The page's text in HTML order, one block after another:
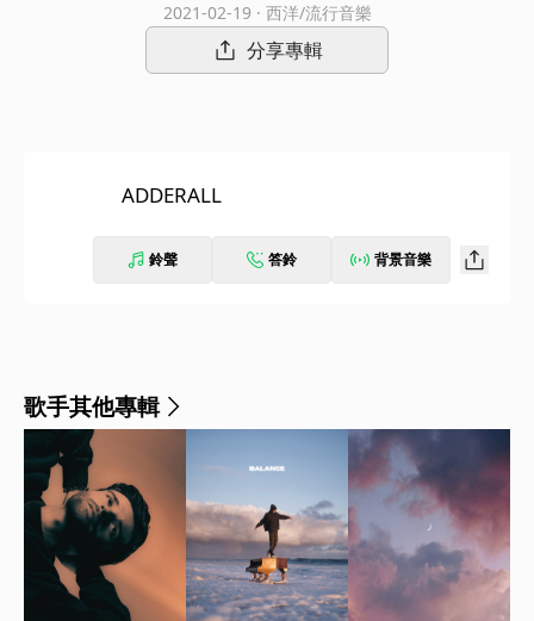
2021-02-19 · 西洋/流行音樂
分享專輯
ADDERALL
鈴聲 答鈴 背景音樂
歌手其他專輯